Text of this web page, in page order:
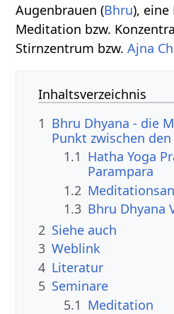
Augenbrauen (Bhru), eine
Meditation bzw.
Stirnzentrum bzw.Ajna
Inhaltsverzeichnis
1 Bhru Dhyana - die
Punkt zwischen
1.1 Hatha Yoga
Parampara
1.2
1.3 Bhru Dhyana
2 Siehe auch
3 Weblink
4 Literatur
5 Seminare
5.1 Meditation